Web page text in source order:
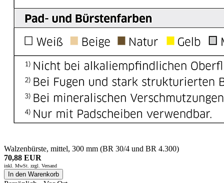
Walzenbürste, mittel, 300 mm (BR 30/4 und BR 4.300)
70,88 EUR
inkl. MwSt. zzgl. Versand
In den Warenkorb